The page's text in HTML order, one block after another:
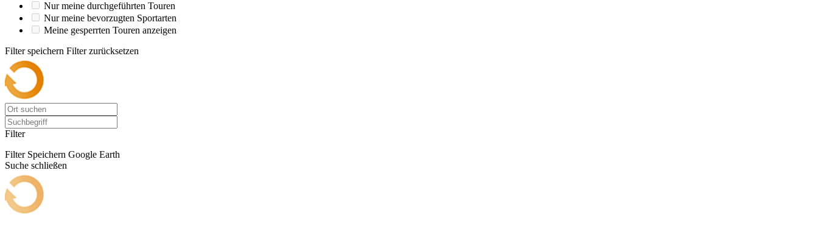
Nur meine durchgeführten Touren
Nur meine bevorzugten Sportarten
Meine gesperrten Touren anzeigen
Filter speichern Filter zurücksetzen
Filter
Filter Speichern Google Earth
Suche schließen